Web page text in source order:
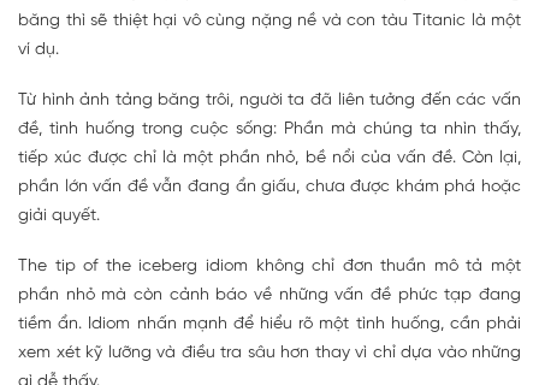
băng thì sẽ thiệt hại vô cùng nặng nề và con tàu Titanic là một
ví dụ.
Từ hình ảnh tảng băng trôi, người ta đã liên tưởng đến các vấn
đề, tình huống trong cuộc sống: Phần mà chúng ta nhìn thấy,
tiếp xúc được chỉ là một phần nhỏ, bề nổi của vấn đề. Còn lại,
phần lớn vấn đề vẫn đang ẩn giấu, chưa được khám phá hoặc
giải quyết.
The tip of the iceberg idiom không chỉ đơn thuần mô tả một
phần nhỏ mà còn cảnh báo về những vấn đề phức tạp đang
tiềm ẩn. Idiom nhấn mạnh để hiểu rõ một tình huống, cần phải
xem xét kỹ lưỡng và điều tra sâu hơn thay vì chỉ dựa vào những